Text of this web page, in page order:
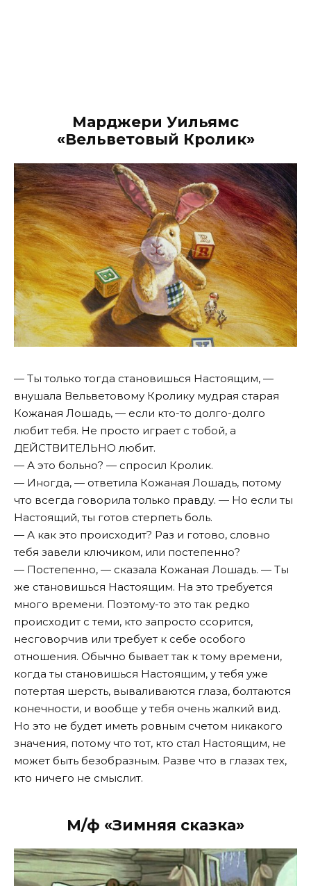
Марджери Уильямс
«Вельветовый Кролик»
— Ты только тогда становишься Настоящим, —
внушала Вельветовому Кролику мудрая старая
Кожаная Лошадь, — если кто-то долго-долго
любит тебя. Не просто играет с тобой, а
ДЕЙСТВИТЕЛЬНО любит.
— А это больно? — спросил Кролик.
— Иногда, — ответила Кожаная Лошадь, потому
что всегда говорила только правду. — Но если ты
Настоящий, ты готов стерпеть боль.
— А как это происходит? Раз и готово, словно
тебя завели ключиком, или постепенно?
— Постепенно, — сказала Кожаная Лошадь. — Ты
же становишься Настоящим. На это требуется
много времени. Поэтому-то это так редко
происходит с теми, кто запросто ссорится,
несговорчив или требует к себе особого
отношения. Обычно бывает так к тому времени,
когда ты становишься Настоящим, у тебя уже
потертая шерсть, вываливаются глаза, болтаются
конечности, и вообще у тебя очень жалкий вид.
Но это не будет иметь ровным счетом никакого
значения, потому что тот, кто стал Настоящим, не
может быть безобразным. Разве что в глазах тех,
кто ничего не смыслит.
М/ф «Зимняя сказка»